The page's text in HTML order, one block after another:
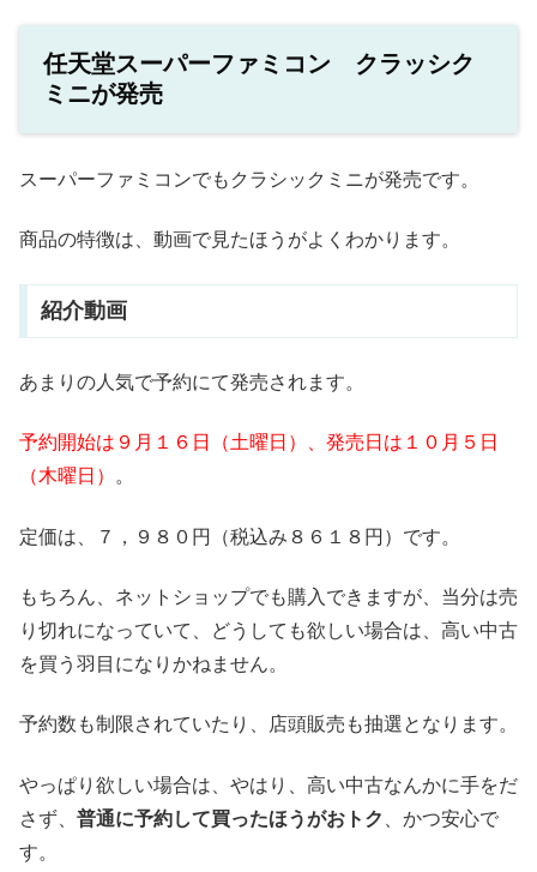
任天堂スーパーファミコン クラッシク
ミニが発売
スーパーファミコンでもクラシックミニが発売です。
商品の特徴は、動画で見たほうがよくわかります。
紹介動画
あまりの人気で予約にて発売されます。
予約開始は９月１６日（土曜日）、発売日は１０月５日
（木曜日）
。
定価は、７，９８０円（税込み８６１８円）です。
もちろん、ネットショップでも購入できますが、当分は売
り切れになっていて、どうしても欲しい場合は、高い中古
を買う羽目になりかねません。
予約数も制限されていたり、店頭販売も抽選となります。
やっぱり欲しい場合は、やはり、高い中古なんかに手をだ
さず、 普通に予約して買ったほうがおトク
、かつ安心で
す。